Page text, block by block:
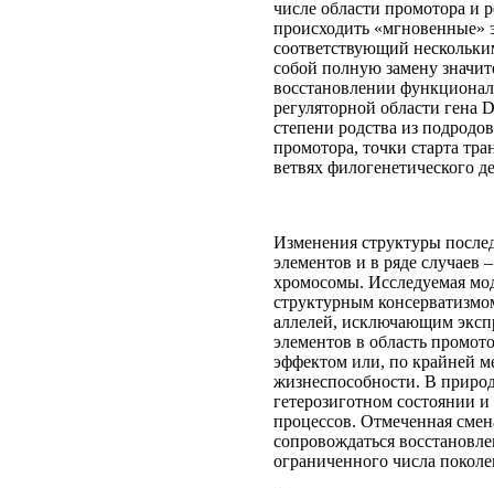
числе области промотора и
происходить «мгновенные»
соответствующий
собой полную замену
восстановлении
регуляторной области гена
степени родства из
промотора, точки старта
ветвях филогенетического
Изменения структуры
элементов и в ряде
хромосомы. Исследуемая
структурным
аллелей, исключающим
элементов в область
эффектом или, по крайней
жизнеспособности. В
гетерозиготном состоянии
процессов. Отмеченная
сопровождаться
ограниченного числа